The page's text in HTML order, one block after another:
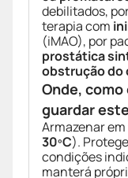
debilitados,
terapia com
(iMAO), por
prostática
obstrução do
Onde,
guardar
Armazenar em
30ºC).
condições
manterá